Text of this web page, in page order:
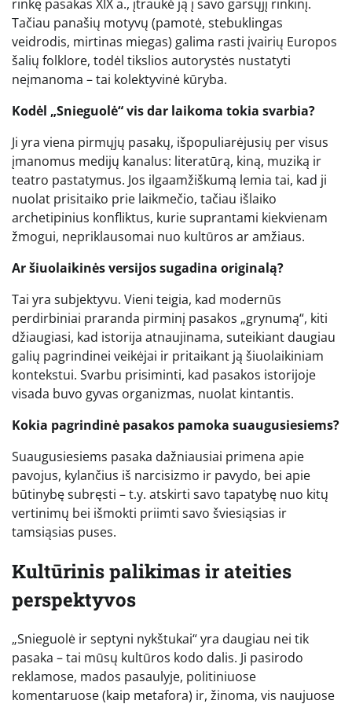
rinkę pasakas XIX a., įtraukė ją į savo garsųjį rinkinį.
Tačiau panašių motyvų (pamotė, stebuklingas
veidrodis, mirtinas miegas) galima rasti įvairių Europos
šalių folklore, todėl tikslios autorystės nustatyti
neįmanoma – tai kolektyvinė kūryba.
Kodėl „Snieguolė“ vis dar laikoma tokia svarbia?
Ji yra viena pirmųjų pasakų, išpopuliarėjusių per visus
įmanomus medijų kanalus: literatūrą, kiną, muziką ir
teatro pastatymus. Jos ilgaamžiškumą lemia tai, kad ji
nuolat prisitaiko prie laikmečio, tačiau išlaiko
archetipinius konfliktus, kurie suprantami kiekvienam
žmogui, nepriklausomai nuo kultūros ar amžiaus.
Ar šiuolaikinės versijos sugadina originalą?
Tai yra subjektyvu. Vieni teigia, kad modernūs
perdirbiniai praranda pirminį pasakos „grynumą“, kiti
džiaugiasi, kad istorija atnaujinama, suteikiant daugiau
galių pagrindinei veikėjai ir pritaikant ją šiuolaikiniam
kontekstui. Svarbu prisiminti, kad pasakos istorijoje
visada buvo gyvas organizmas, nuolat kintantis.
Kokia pagrindinė pasakos pamoka suaugusiesiems?
Suaugusiesiems pasaka dažniausiai primena apie
pavojus, kylančius iš narcisizmo ir pavydo, bei apie
būtinybę subręsti – t.y. atskirti savo tapatybę nuo kitų
vertinimų bei išmokti priimti savo šviesiąsias ir
tamsiąsias puses.
Kultūrinis palikimas ir ateities
perspektyvos
„Snieguolė ir septyni nykštukai“ yra daugiau nei tik
pasaka – tai mūsų kultūros kodo dalis. Ji pasirodo
reklamose, mados pasaulyje, politiniuose
komentaruose (kaip metafora) ir, žinoma, vis naujuose